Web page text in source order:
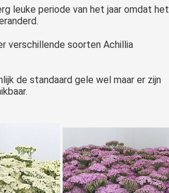
leuke periode van het jaar omdat het
verschillende soorten Achillia
de standaard gele wel maar er zijn